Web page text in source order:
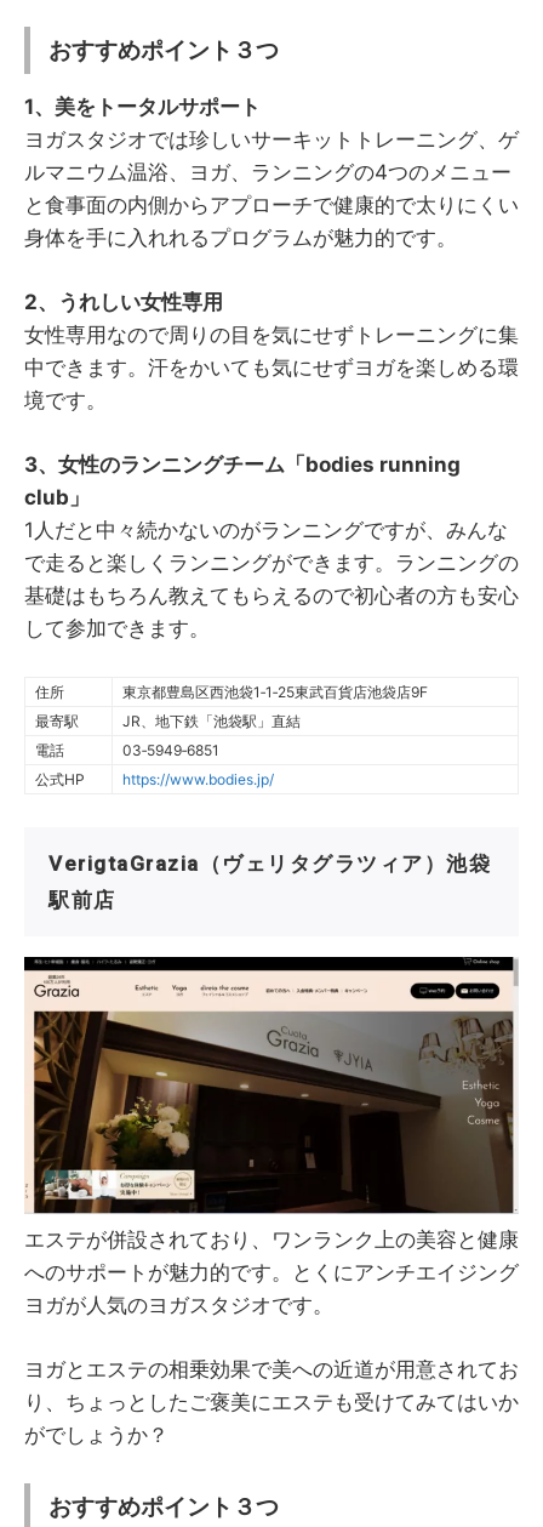
おすすめポイント３つ
1、美をトータルサポート
ヨガスタジオでは珍しいサーキットトレーニング、ゲ
ルマニウム温浴、ヨガ、ランニングの4つのメニュー
と食事面の内側からアプローチで健康的で太りにくい
身体を手に入れれるプログラムが魅力的です。
2、うれしい女性専用
女性専用なので周りの目を気にせずトレーニングに集
中できます。汗をかいても気にせずヨガを楽しめる環
境です。
3、女性のランニングチーム「 bodies running
club」
1人だと中々続かないのがランニングですが、みんな
で走ると楽しくランニングができます。ランニングの
基礎はもちろん教えてもらえるので初心者の方も安心
して参加できます。
住所
東京都豊島区西池袋1‐1‐25東武百貨店池袋店9F
最寄駅
JR、地下鉄「池袋駅」直結
電話
03‐5949‐6851
公式HP
https://www.bodies.jp/
VerigtaGrazia（ヴェリタグラツィア）池袋
駅前店
エステが併設されており、ワンランク上の美容と健康
へのサポートが魅力的です。とくにアンチエイジング
ヨガが人気のヨガスタジオです。
ヨガとエステの相乗効果で美への近道が用意されてお
り、ちょっとしたご褒美にエステも受けてみてはいか
がでしょうか？
おすすめポイント３つ